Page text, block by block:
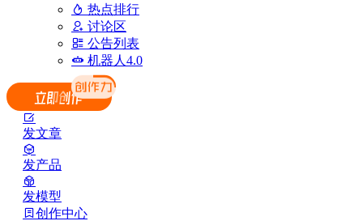
热点排行
讨论区
公告列表
机器人4.0
发文章
发产品
发模型
创作中心